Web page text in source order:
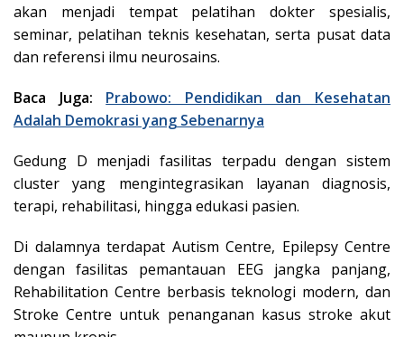
akan menjadi tempat pelatihan dokter spesialis,
seminar, pelatihan teknis kesehatan, serta pusat data
dan referensi ilmu neurosains.
Baca Juga: Prabowo: Pendidikan dan Kesehatan
Adalah Demokrasi yang Sebenarnya
Gedung D menjadi fasilitas terpadu dengan sistem
cluster yang mengintegrasikan layanan diagnosis,
terapi, rehabilitasi, hingga edukasi pasien.
Di dalamnya terdapat Autism Centre, Epilepsy Centre
dengan fasilitas pemantauan EEG jangka panjang,
Rehabilitation Centre berbasis teknologi modern, dan
Stroke Centre untuk penanganan kasus stroke akut